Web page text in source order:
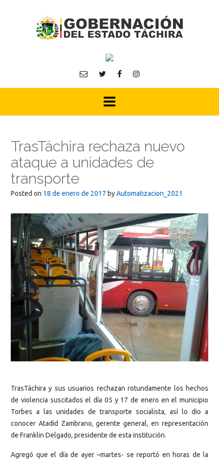
TrasTáchira rechaza nuevo
ataque a unidades de
transporte
Posted on 18 de enero de 2017 byAutomatizacion_2021
TrasTáchira y sus usuarios rechazan rotundamente los hechos
de violencia suscitados el día 05 y 17 de enero en el municipio
Torbes a las unidades de transporte socialista, así lo dio a
conocer Atadid Zambrano, gerente general, en representación
de Franklin Delgado, presidente de esta institución.
Agregó que el día de ayer –martes- se reportó en horas de la